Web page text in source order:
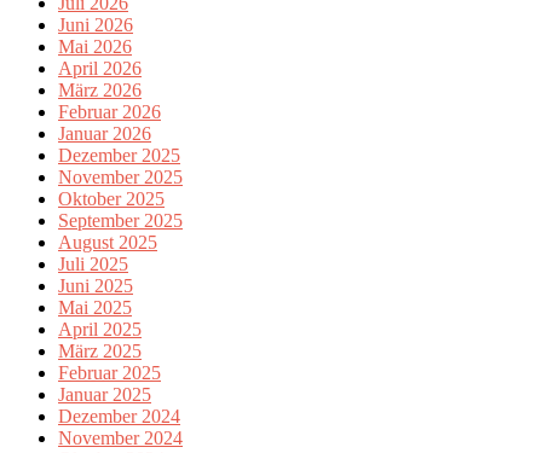
Juni 2026
Mai 2026
April 2026
März 2026
Februar 2026
Januar 2026
Dezember 2025
November 2025
Oktober 2025
September 2025
August 2025
Juli 2025
Juni 2025
Mai 2025
April 2025
März 2025
Februar 2025
Januar 2025
Dezember 2024
November 2024